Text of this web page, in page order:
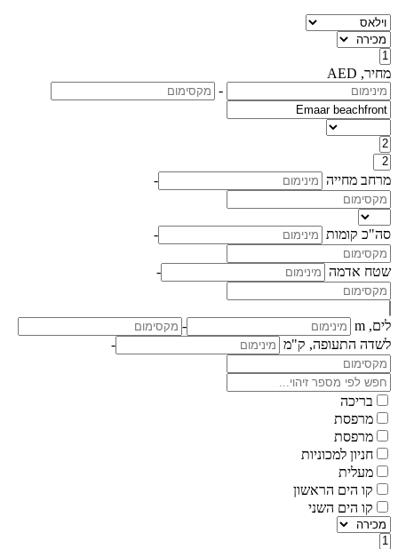
מחיר, AED
-
מרחב מחייה -
סה"כ קומות -
שטח אדמה -
לים, m
-
לשדה התעופה, ק"מ
-
בריכה
מרפסת
מרפסת
חניון למכוניות
מעלית
קו הים הראשון
קו הים השני